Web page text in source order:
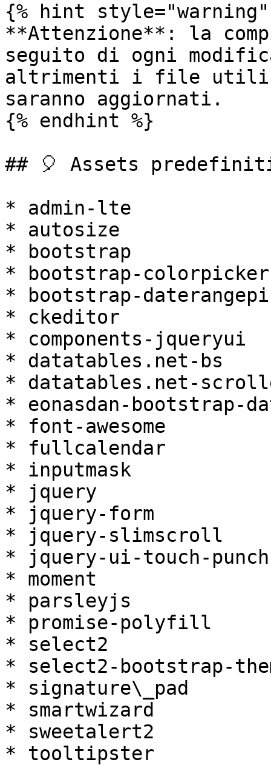
{% hint style="warning"
**Attenzione**: la
seguito di ogni
altrimenti i file
saranno aggiornati.
{% endhint %}
## 🎈 Assets
* admin-lte
* autosize
* bootstrap
* bootstrap-colorpicker
* bootstrap-
* ckeditor
* components-jqueryui
* datatables.net-bs
* datatables.net-
* eonasdan-bootstrap-
* font-awesome
* fullcalendar
* inputmask
* jquery
* jquery-form
* jquery-slimscroll
* jquery-ui-touch-punch
* moment
* parsleyjs
* promise-polyfill
* select2
* select2-bootstrap-
* signature\_pad
* smartwizard
* sweetalert2
* tooltipster